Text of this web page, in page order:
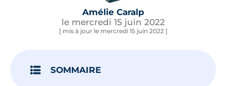
Amélie Caralp
le mercredi 15 juin 2022
[ mis à jour le mercredi 15 juin 2022 ]
SOMMAIRE